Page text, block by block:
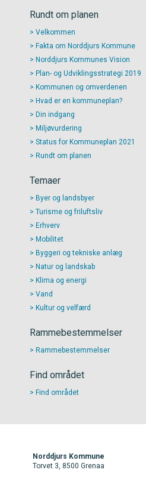
Rundt om planen
Velkommen
Fakta om Norddjurs Kommune
Norddjurs Kommunes Vision
Plan- og Udviklingsstrategi 2019
Kommunen og omverdenen
Hvad er en kommuneplan?
Din indgang
Miljøvurdering
Status for Kommuneplan 2021
Rundt om planen
Temaer
Byer og landsbyer
Turisme og friluftsliv
Erhverv
Mobilitet
Byggeri og tekniske anlæg
Natur og landskab
Klima og energi
Vand
Kultur og velfærd
Rammebestemmelser
Rammebestemmelser
Find området
Find området
Norddjurs Kommune
Torvet 3, 8500 Grenaa